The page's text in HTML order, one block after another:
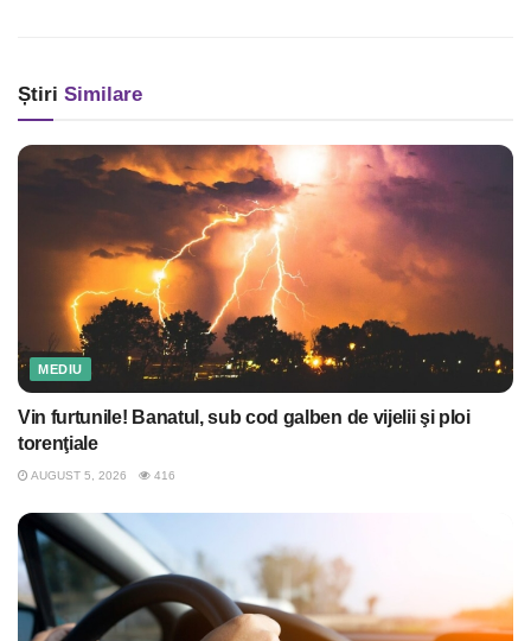
Știri Similare
MEDIU
Vin furtunile! Banatul, sub cod galben de vijelii şi ploi
torenţiale
AUGUST 5, 2026 416